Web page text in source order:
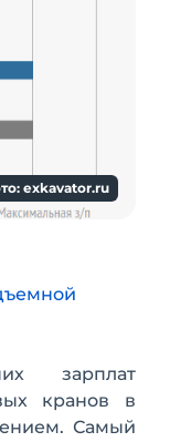
exkavator.ru
зарплат
кранов
в
Самый